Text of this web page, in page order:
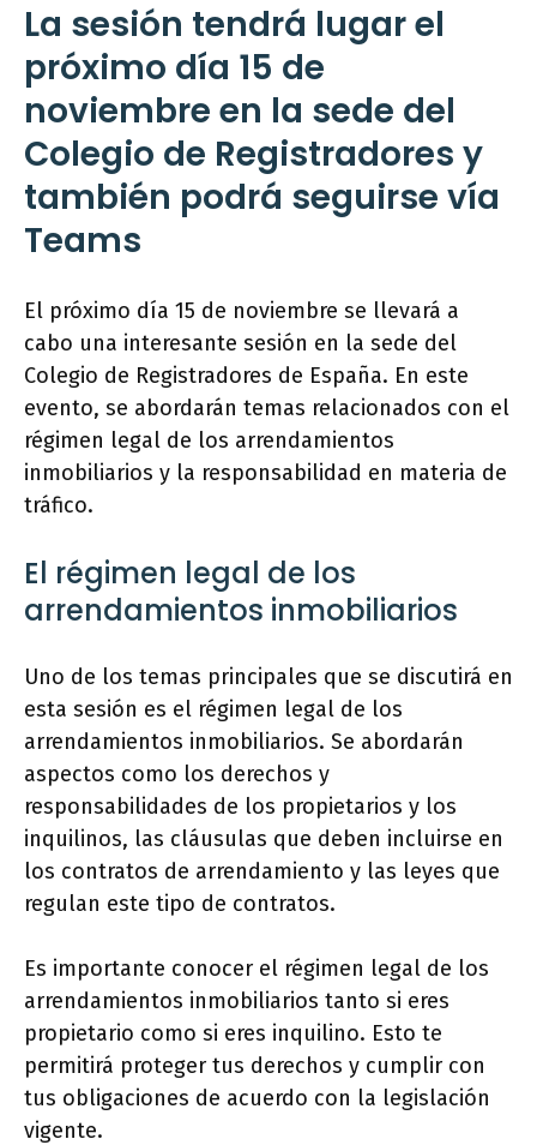
La sesión tendrá lugar el
próximo día 15 de
noviembre en la sede del
Colegio de Registradores y
también podrá seguirse vía
Teams
El próximo día 15 de noviembre se llevará a
cabo una interesante sesión en la sede del
Colegio de Registradores de España. En este
evento, se abordarán temas relacionados con el
régimen legal de los arrendamientos
inmobiliarios y la responsabilidad en materia de
tráfico.
El régimen legal de los
arrendamientos inmobiliarios
Uno de los temas principales que se discutirá en
esta sesión es el régimen legal de los
arrendamientos inmobiliarios. Se abordarán
aspectos como los derechos y
responsabilidades de los propietarios y los
inquilinos, las cláusulas que deben incluirse en
los contratos de arrendamiento y las leyes que
regulan este tipo de contratos.
Es importante conocer el régimen legal de los
arrendamientos inmobiliarios tanto si eres
propietario como si eres inquilino. Esto te
permitirá proteger tus derechos y cumplir con
tus obligaciones de acuerdo con la legislación
vigente.